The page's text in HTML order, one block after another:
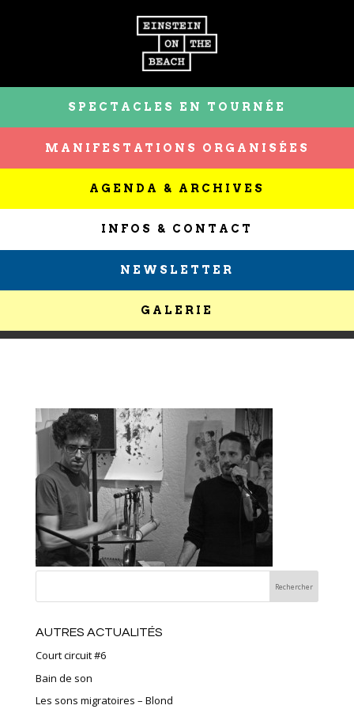
SPECTACLES EN TOURNÉE
MANIFESTATIONS ORGANISÉES
AGENDA & ARCHIVES
INFOS & CONTACT
NEWSLETTER
GALERIE
AUTRES ACTUALITÉS
Court circuit #6
Bain de son
Les sons migratoires – Blond